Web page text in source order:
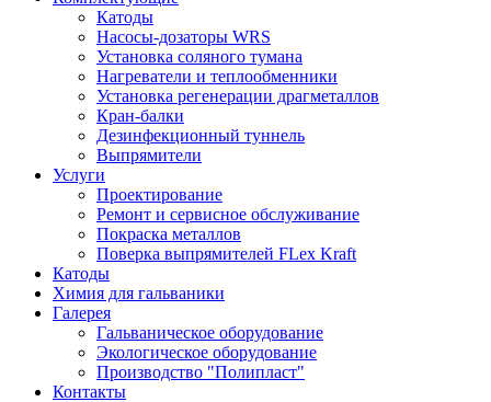
Катоды
Насосы-дозаторы WRS
Установка соляного тумана
Нагреватели и теплообменники
Установка регенерации драгметаллов
Кран-балки
Дезинфекционный туннель
Выпрямители
Услуги
Проектирование
Ремонт и сервисное обслуживание
Покраска металлов
Поверка выпрямителей FLex Kraft
Катоды
Химия для гальваники
Галерея
Гальваническое оборудование
Экологическое оборудование
Производство "Полипласт"
Контакты